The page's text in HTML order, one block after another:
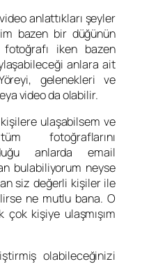
anlattıkları şeyler
bazen bir düğünün
iken bazen
anlara ait
gelenekleri ve
video da olabilir.
ulaşabilsem ve
fotoğraflarını
anlarda email
bulabiliyorum neyse
siz değerli kişiler ile
ne mutlu bana. O
kişiye ulaşmışım
olabileceğinizi